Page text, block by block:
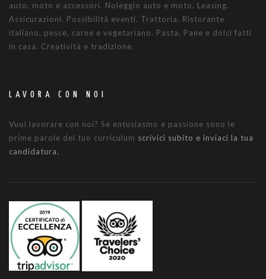
auto, moto e accessori. Noleggio auto e moto. Leasing.
Assicurazioni. Possibilità eventi. Trattoria. Ristorante
italiano, pesce, carne e vegetariano. Pasta, Pane e dolci fatti
in casa. Creatività e tradizione.
LAVORA CON NOI
Vuoi lavorare con noi? Se entusiasmo e passione sono le
prime parole del tuo curriculum scrivici subito e inviaci la tua
candidatura.